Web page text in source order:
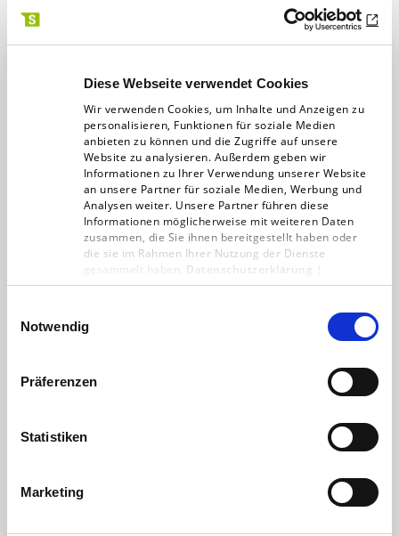
Diese Webseite verwendet Cookies
Wir verwenden Cookies, um Inhalte und Anzeigen zu
personalisieren, Funktionen für soziale Medien
anbieten zu können und die Zugriffe auf unsere
Website zu analysieren. Außerdem geben wir
Informationen zu Ihrer Verwendung unserer Website
an unsere Partner für soziale Medien, Werbung und
Analysen weiter. Unsere Partner führen diese
Informationen möglicherweise mit weiteren Daten
zusammen, die Sie ihnen bereitgestellt haben oder
die sie im Rahmen Ihrer Nutzung der Dienste
gesammelt haben. Datenschutzerklärung
Impressum
Notwendig
Präferenzen
Statistiken
Marketing
Content am Scheideweg
„User-generated content, wie er
Belieben geteilt wird, steht an einem
wird in…